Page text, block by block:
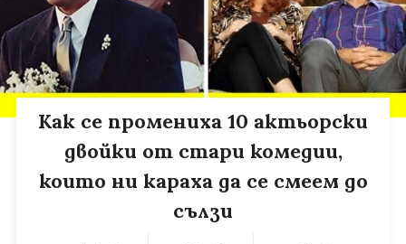
Как се промениха 10 актьорски
двойки от стари комедии,
които ни караха да се смеем до
сълзи